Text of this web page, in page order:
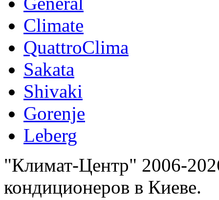
Climate
QuattroClima
Sakata
Shivaki
Gorenje
Leberg
"Климат-Центр" 2006-
кондиционеров в Киеве.